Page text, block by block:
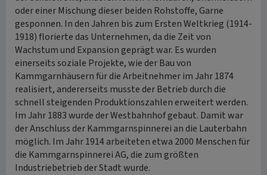
oder einer Mischung dieser beiden Rohstoffe, Garne
gesponnen. In den Jahren bis zum Ersten Weltkrieg (1914-
1918) florierte das Unternehmen, da die Zeit von
Wachstum und Expansion geprägt war. Es wurden
einerseits soziale Projekte, wie der Bau von
Kammgarnhäusern für die Arbeitnehmer im Jahr 1874
realisiert, andererseits musste der Betrieb durch die
schnell steigenden Produktionszahlen erweitert werden.
Im Jahr 1883 wurde der Westbahnhof gebaut. Damit war
der Anschluss der Kammgarnspinnerei an die Lauterbahn
möglich. Im Jahr 1914 arbeiteten etwa 2000 Menschen für
die Kammgarnspinnerei AG, die zum größten
Industriebetrieb der Stadt wurde.